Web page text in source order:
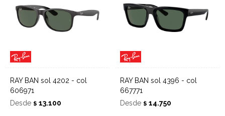
RAY BAN sol 4202 - col
606971
Desde $ 13.100
RAY BAN sol 4396 - col
667771
Desde $ 14.750